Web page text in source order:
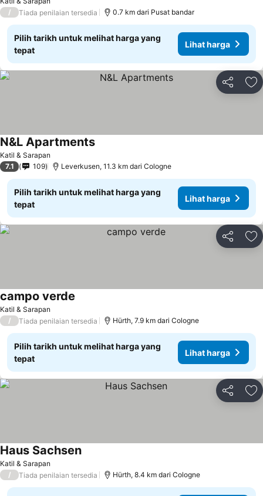
/
Tiada penilaian tersedia 0.7 km dari Pusat bandar
Pilih tarikh untuk melihat harga yang
tepat
Lihat harga
Kongsi
Katil & Sarapan
N&L Apartments
7.1 109 Leverkusen, 11.3 km dari Cologne
Pilih tarikh untuk melihat harga yang
tepat
Lihat harga
Kongsi
Katil & Sarapan
campo verde
/ Tiada penilaian tersedia Hürth, 7.9 km dari Cologne
Pilih tarikh untuk melihat harga yang
tepat
Lihat harga
Kongsi
Katil & Sarapan
Haus Sachsen
/ Tiada penilaian tersedia Hürth, 8.4 km dari Cologne